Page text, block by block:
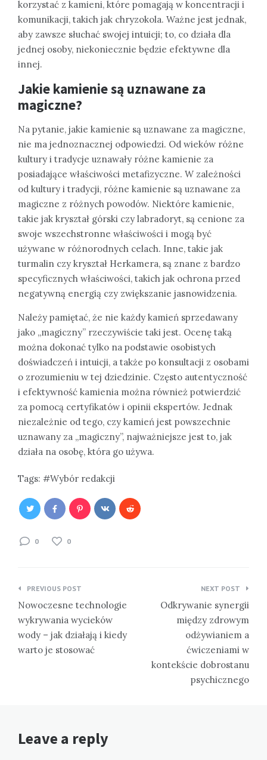
korzystać z kamieni, które pomagają w koncentracji i
komunikacji, takich jak chryzokola. Ważne jest jednak,
aby zawsze słuchać swojej intuicji; to, co działa dla
jednej osoby, niekoniecznie będzie efektywne dla
innej.
Jakie kamienie są uznawane za
magiczne?
Na pytanie, jakie kamienie są uznawane za magiczne,
nie ma jednoznacznej odpowiedzi. Od wieków różne
kultury i tradycje uznawały różne kamienie za
posiadające właściwości metafizyczne. W zależności
od kultury i tradycji, różne kamienie są uznawane za
magiczne z różnych powodów. Niektóre kamienie,
takie jak kryształ górski czy labradoryt, są cenione za
swoje wszechstronne właściwości i mogą być
używane w różnorodnych celach. Inne, takie jak
turmalin czy kryształ Herkamera, są znane z bardzo
specyficznych właściwości, takich jak ochrona przed
negatywną energią czy zwiększanie jasnowidzenia.
Należy pamiętać, że nie każdy kamień sprzedawany
jako „magiczny” rzeczywiście taki jest. Ocenę taką
można dokonać tylko na podstawie osobistych
doświadczeń i intuicji, a także po konsultacji z osobami
o zrozumieniu w tej dziedzinie. Często autentyczność
i efektywność kamienia można również potwierdzić
za pomocą certyfikatów i opinii ekspertów. Jednak
niezależnie od tego, czy kamień jest powszechnie
uznawany za „magiczny”, najważniejsze jest to, jak
działa na osobę, która go używa.
Tags: Wybór redakcji
0 0
Nawigacja
wpisu
PREVIOUS POST
Nowoczesne technologie
wykrywania wycieków
wody – jak działają i kiedy
warto je stosować
NEXT POST
Odkrywanie synergii
między zdrowym
odżywianiem a
ćwiczeniami w
kontekście dobrostanu
psychicznego
Leave a reply